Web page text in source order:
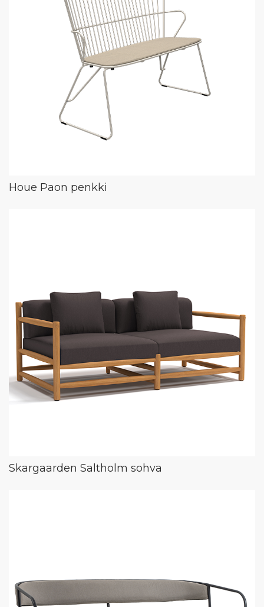
Houe Paon penkki
Skargaarden Saltholm sohva